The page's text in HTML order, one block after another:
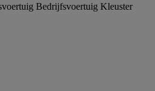
Bedrijfsvoertuig Kleuster